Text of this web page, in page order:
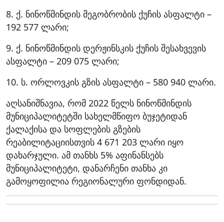
8. ქ. ნინოწმინდის მეგობრობის ქუჩის ასფალტი –
192 577 ლარი;
9. ქ. ნინოწმინდის დერჟინსკის ქუჩის შესახვევის
ასფალტი – 209 075 ლარი;
10. ს. ორლოვკის გზის ასფალტი – 580 940 ლარი.
აღსანიშნავია, რომ 2022 წელს ნინოწმინდის
მუნიციპალიტეტში სახელმწიფო ბუჯეტიდან
ქალაქისა და სოფლების გზების
რეაბილიტაციისთვის 4 671 203 ლარი იყო
დახარჯული. ამ თანხს 5% აფინანსებს
მუნიციპალიტეტი, დანარჩენი თანხა კი
გამოყოფილია რეგიონალური ფონდიდან.